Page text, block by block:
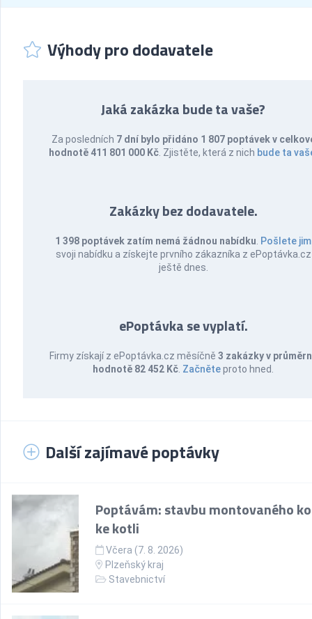
Výhody pro dodavatele
Jaká zakázka bude ta vaše?
Za posledních 7 dní bylo přidáno 1 807 poptávek v
hodnotě 411 801 000 Kč . Zjistěte, která z nich bude ta
Zakázky bez dodavatele.
1 398 poptávek zatím nemá žádnou nabídku Pošlete jim
svoji nabídku a získejte prvního zákazníka z ePoptávka.cz
ještě dnes.
ePoptávka se vyplatí.
Firmy získají z ePoptávka.cz měsíčně 3 zakázky v
hodnotě 82 452 Kč Začněteproto hned.
Další zajímavé poptávky
Poptávám: stavbu montovaného
ke kotli
Včera (7. 8. 2026)
Plzeňský kraj
Stavebnictví